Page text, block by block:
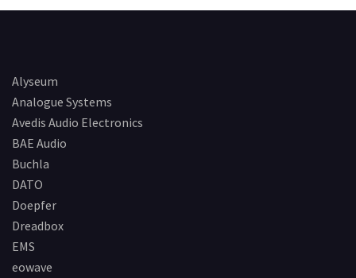
Alyseum
Analogue Systems
Avedis Audio Electronics
BAE Audio
Buchla
DATO
Doepfer
Dreadbox
EMS
eowave